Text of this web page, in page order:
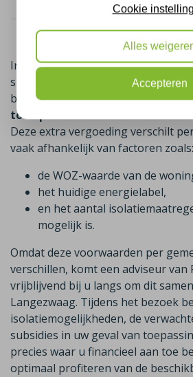
€
Netto kosten totaal
€
In sommige gevallen is er naast de
subsidie ook nog een
beschikbaar,u krijgt dan in
toe op het isoleren van uw
Deze extra vergoeding verschilt
vaak afhankelijk van factoren zoals:
de WOZ-waarde van de
het huidige energielabel,
en het aantal
mogelijk is.
Omdat deze voorwaarden per
verschillen, komt een adviseur van
vrijblijvend bij u langs om dit
Langezwaag. Tijdens het bezoek
isolatiemogelijkheden, de
subsidies in uw geval van
precies waar u financieel aan toe
optimaal profiteren van de
Cookie
Alles
Accepteren